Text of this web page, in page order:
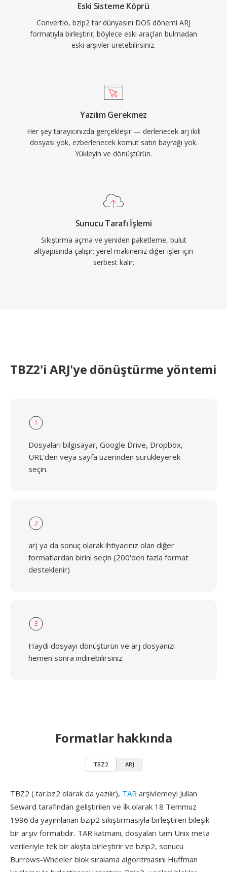
Eski Sisteme Köprü
Convertio, bzip2 tar dünyasını DOS dönemi ARJ
formatıyla birleştirir; böylece eski araçları bulmadan
eski arşivler üretebilirsiniz.
Yazılım Gerekmez
Her şey tarayıcınızda gerçekleşir — derlenecek arj ikili
dosyası yok, ezberlenecek komut satırı bayrağı yok.
Yükleyin ve dönüştürün.
Sunucu Tarafı İşlemi
Sıkıştırma açma ve yeniden paketleme, bulut
altyapısında çalışır; yerel makineniz diğer işler için
serbest kalır.
TBZ2'i ARJ'ye dönüştürme yöntemi
1
Dosyaları bilgisayar, Google Drive, Dropbox,
URL'den veya sayfa üzerinden sürükleyerek
seçin.
2
arj ya da sonuç olarak ihtiyacınız olan diğer
formatlardan birini seçin (200'den fazla format
desteklenir)
3
Haydi dosyayı dönüştürün ve arj dosyanızı
hemen sonra indirebilirsiniz
Formatlar hakkında
TBZ2 ARJ
TBZ2 (.tar.bz2 olarak da yazılır), TAR arşivlemeyi Julian
Seward tarafından geliştirilen ve i̇lk olarak 18 Temmuz
1996'da yayımlanan bzip2 sıkıştırmasıyla birleştiren bileşik
bir arşiv formatıdır. TAR katmanı, dosyaları tam Unix meta
verileriyle tek bir akışta birleştirir ve bzip2, sonucu
Burrows-Wheeler blok sıralama algoritmasını Huffman